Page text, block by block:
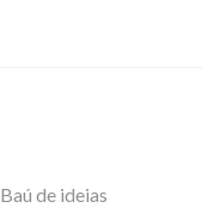
Baú de ideias